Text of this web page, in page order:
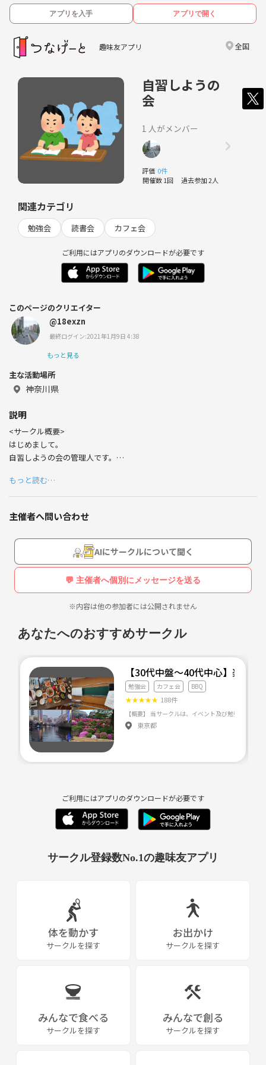
アプリを入手 アプリで開く
趣味友アプリ 全国
自習しようの
会
1 人がメンバー
評価 0件
開催数 1回 過去参加 2人
関連カテゴリ
勉強会 読書会 カフェ会
ご利用にはアプリのダウンロードが必要です
このページのクリエイター
@18exzn
最終ログイン:2021年1月9日 4:38
もっと見る
主な活動場所
神奈川県
説明
<サークル概要>
はじめまして。
自習しようの会の管理人です。
〇勉強したいけど家だと集中できない。
〇周りに勉強している人がいたほうが集中できる
という方、一緒に自習しませんか？
土日・祝日の夜19:00~21:00に
10分 休憩
50分 自習
<管理人プロフィール>
・20代男性のシステムエンジニアです。
普段の週末はカフェで以下のようなことをしています。
□プログラミングの勉強
・VBA
・教養、経済、歴史を一般向けに解説している本を読んでいます。
・善と悪の経済学
・Studyサプリで英語リスニングをやってます。
集します。
〇一般常識のある方
もっと読む…
主催者へ問い合わせ
AIにサークルについて聞く
💬 主催者へ個別にメッセージを送る
※内容は他の参加者には公開されません
あなたへのおすすめサークル
【30代中盤〜40代中心】楽学
勉強会 カフェ会 BBQ
★★★★★ 188件
東京都
ご利用にはアプリのダウンロードが必要です
サークル登録数No.1の趣味友アプリ
体を動かす
サークルを探す
お出かけ
サークルを探す
みんなで食べる
サークルを探す
みんなで創る
サークルを探す